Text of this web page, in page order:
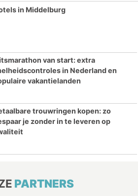
in Middelburg
van start: extra
in Nederland en
vakantielanden
trouwringen kopen: zo
je zonder in te leveren op
PARTNERS